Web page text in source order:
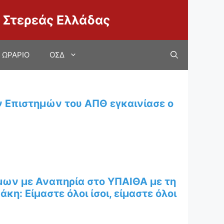
Ελλάδας
ΩΡΑΡΙΟ ΟΣΔ
του ΑΠΘ εγκαινίασε ο
με Αναπηρία στο ΥΠΑΙΘΑ με τη
Είμαστε όλοι ίσοι, είμαστε όλοι